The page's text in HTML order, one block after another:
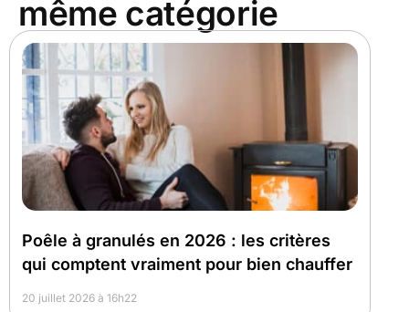
même catégorie
Poêle à granulés en 2026 : les critères
qui comptent vraiment pour bien chauffer
20 juillet 2026 à 16h22